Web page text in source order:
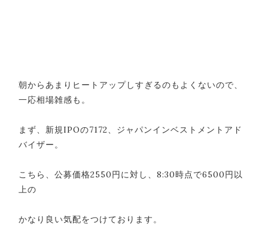
朝からあまりヒートアップしすぎるのもよくないので、
一応相場雑感も。
まず、新規IPOの7172、ジャパンインベストメントアド
バイザー。
こちら、公募価格2550円に対し、8:30時点で6500円以
上の
かなり良い気配をつけております。